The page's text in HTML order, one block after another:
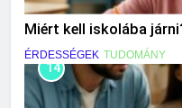
Miért kell iskolába
ÉRDESSÉGEK TUDOMÁNY
14